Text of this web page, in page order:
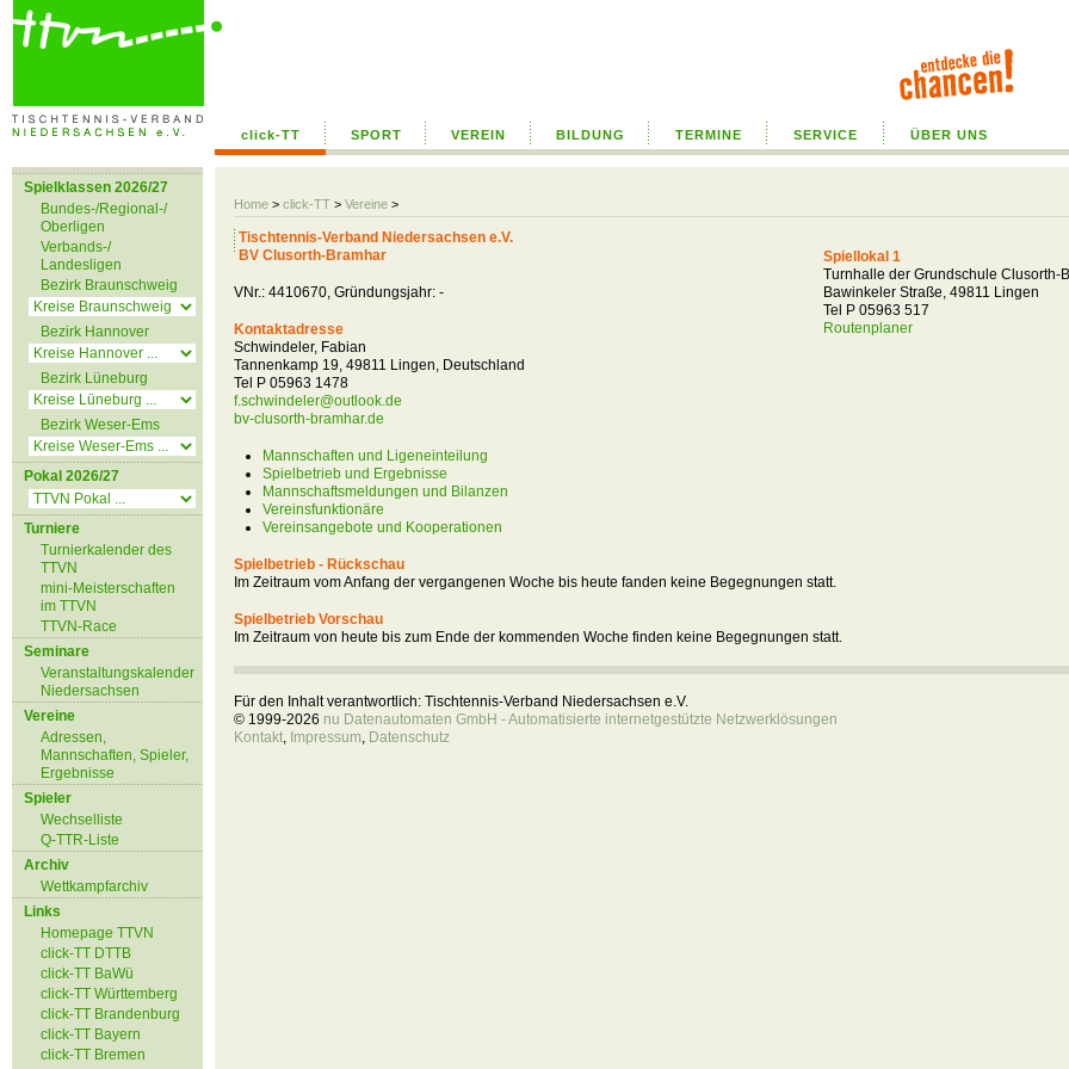
click-TT SPORT VEREIN BILDUNG TERMINE SERVICE ÜBER UNS
Home > click-TT > Vereine >
Spielklassen 2026/27
Bundes-/Regional-/
Oberligen
Verbands-/
Landesligen
Bezirk Braunschweig
Bezirk Hannover
Bezirk Lüneburg
Bezirk Weser-Ems
Pokal 2026/27
Turniere
Turnierkalender des
TTVN
mini-Meisterschaften
im TTVN
TTVN-Race
Seminare
Veranstaltungskalender
Niedersachsen
Vereine
Adressen,
Mannschaften, Spieler,
Ergebnisse
Spieler
Wechselliste
Q-TTR-Liste
Archiv
Wettkampfarchiv
Links
Homepage TTVN
click-TT DTTB
click-TT BaWü
click-TT Württemberg
click-TT Brandenburg
click-TT Bayern
click-TT Bremen
Tischtennis-Verband Niedersachsen e.V.
BV Clusorth-Bramhar
VNr.: 4410670, Gründungsjahr: -
Kontaktadresse
Schwindeler, Fabian
Tannenkamp 19, 49811 Lingen, Deutschland
Tel P 05963 1478
f.schwindeler@outlook.de
bv-clusorth-bramhar.de
Mannschaften und Ligeneinteilung
Spielbetrieb und Ergebnisse
Mannschaftsmeldungen und Bilanzen
Vereinsfunktionäre
Vereinsangebote und Kooperationen
Spiellokal 1
Turnhalle der Grundschule Clusorth-
Bawinkeler Straße, 49811 Lingen
Tel P 05963 517
Routenplaner
Spielbetrieb - Rückschau
Im Zeitraum vom Anfang der vergangenen Woche bis heute fanden keine Begegnungen statt.
Spielbetrieb Vorschau
Im Zeitraum von heute bis zum Ende der kommenden Woche finden keine Begegnungen statt.
Für den Inhalt verantwortlich: Tischtennis-Verband Niedersachsen e.V.
© 1999-2026 nu Datenautomaten GmbH - Automatisierte internetgestützte Netzwerklösungen
Kontakt, Impressum, Datenschutz